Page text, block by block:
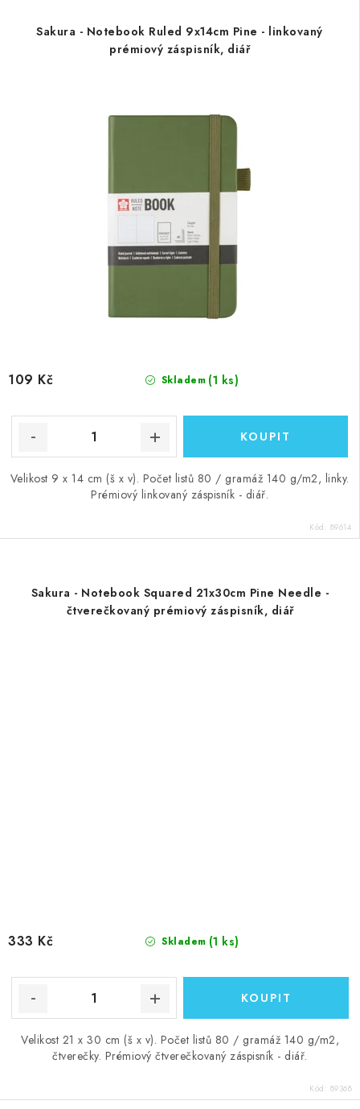
Sakura - Notebook Ruled 9x14cm Pine - linkovaný
prémiový záspisník, diář
Skladem (1 ks)
109 Kč
Velikost 9 x 14 cm (š x v). Počet listů 80 / gramáž 140 g/m2, linky.
Prémiový linkovaný záspisník - diář.
Kód: 89614
Sakura - Notebook Squared 21x30cm Pine Needle -
čtverečkovaný prémiový záspisník, diář
Skladem (1 ks)
333 Kč
Velikost 21 x 30 cm (š x v). Počet listů 80 / gramáž 140 g/m2,
čtverečky. Prémiový čtverečkovaný záspisník - diář.
Kód: 89368